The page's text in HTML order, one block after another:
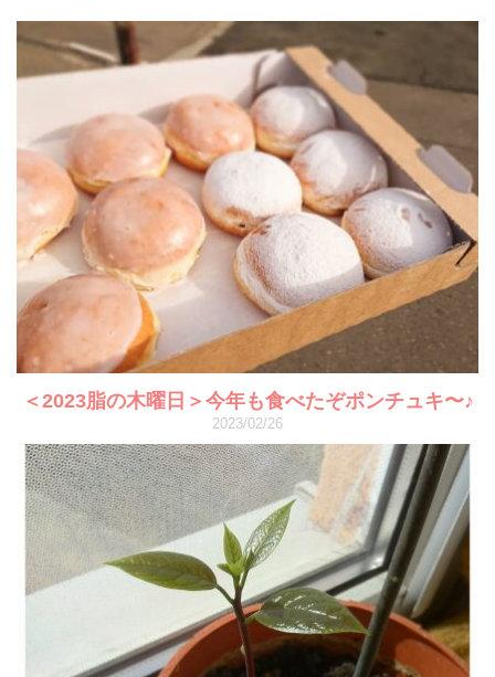
＜2023脂の木曜日＞今年も食べたぞポンチュキ〜♪
2023/02/26